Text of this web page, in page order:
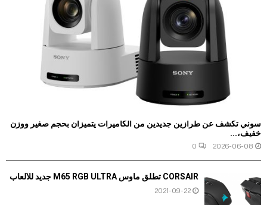
سوني تكشف عن طرازين جديدين من الكاميرات يتميزان بحجم صغير ووزن
خفيف،...
2026-06-08
0
CORSAIR تطلق ماوس M65 RGB ULTRA جديد للألعاب
2021-09-22